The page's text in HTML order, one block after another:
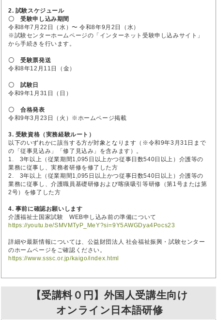
2. 試験スケジュール
〇 受験申し込み期間
令和8年7月22日（水）〜 令和8年9月2日（水）
※試験センターホームページの「インターネット受験申し込みサイト」
から手続きを行います。
〇 受験票発送
令和8年12月11日（金）
〇 試験日
令和9年1月31日（日）
〇 合格発表
令和9年3月23日（火）※ホームページ掲載
3. 受験資格（実務経験ルート）
以下のいずれかに該当する方が対象となります（※令和9年3月31日まで
の「従事見込み」「修了見込み」を含みます）。
1. 3年以上（従業期間1,095日以上かつ従事日数540日以上）介護等の
業務に従事し、実務者研修を修了した方
2. 3年以上（従業期間1,095日以上かつ従事日数540日以上）介護等の
業務に従事し、介護職員基礎研修および喀痰吸引等研修（第1号または第
2号）を修了した方
4. 事前に確認お願いします
介護福祉士国家試験 WEB申し込み前の準備について
https://youtu.be/SMVMTyP_MeY?si=9Y5AWGDya4Pocs23
詳細や最新情報については、公益財団法人 社会福祉振興・試験センター
のホームページをご確認ください。
https://www.sssc.or.jp/kaigo/index.html
【受講料０円】外国人受講生向け
オンライン日本語研修